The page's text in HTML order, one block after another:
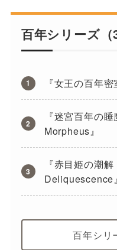
百年シリーズ（
『女王の百年
『迷宮百年の
Morpheus』
『赤目姫の潮
Deliquescence』
百年シリ